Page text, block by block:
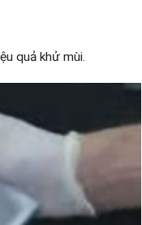
quả khử mùi.